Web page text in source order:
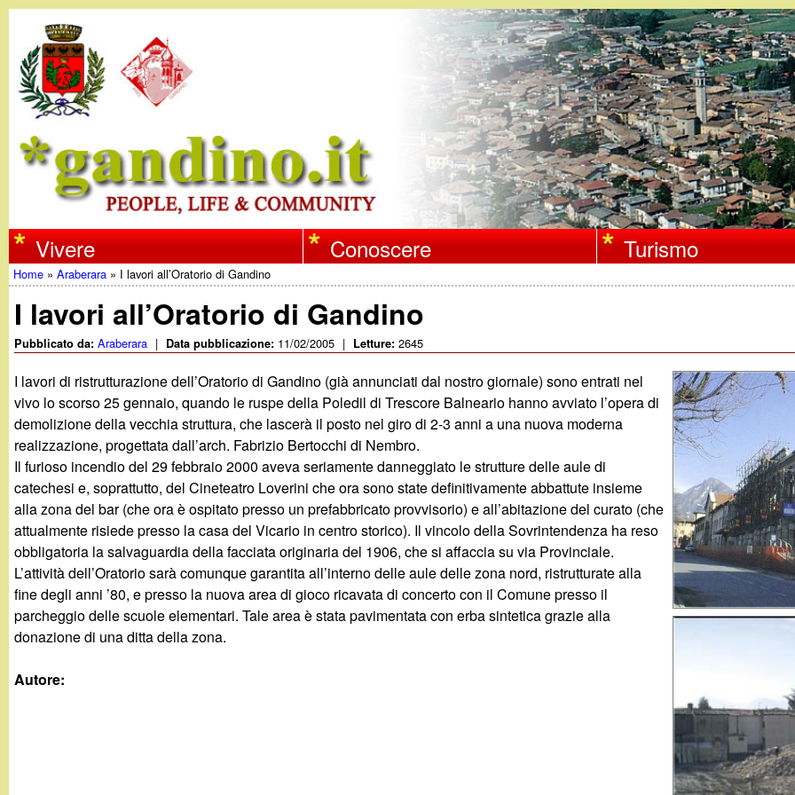
Salta
al
contenuto
principale
w
w
w
.
g
a
n
d
i
n
o
Vivere Conoscere Turismo
Tu
sei
Home »Araberara » I lavori all’Oratorio di Gandino
I lavori all’Oratorio di Gandino
Pubblicato da:Araberara | Data pubblicazione: 11/02/2005 | Letture:2645
I lavori di ristrutturazione dell’Oratorio di Gandino (già annunciati dal nostro giornale) sono entrati nel
vivo lo scorso 25 gennaio, quando le ruspe della Poledil di Trescore Balneario hanno avviato l’opera di
demolizione della vecchia struttura, che lascerà il posto nel giro di 2-3 anni a una nuova moderna
realizzazione, progettata dall’arch. Fabrizio Bertocchi di Nembro.
Il furioso incendio del 29 febbraio 2000 aveva seriamente danneggiato le strutture delle aule di
catechesi e, soprattutto, del Cineteatro Loverini che ora sono state definitivamente abbattute insieme
alla zona del bar (che ora è ospitato presso un prefabbricato provvisorio) e all’abitazione del curato (che
attualmente risiede presso la casa del Vicario in centro storico). Il vincolo della Sovrintendenza ha reso
obbligatoria la salvaguardia della facciata originaria del 1906, che si affaccia su via Provinciale.
L’attività dell’Oratorio sarà comunque garantita all’interno delle aule delle zona nord, ristrutturate alla
fine degli anni ’80, e presso la nuova area di gioco ricavata di concerto con il Comune presso il
parcheggio delle scuole elementari. Tale area è stata pavimentata con erba sintetica grazie alla
donazione di una ditta della zona.
Autore: